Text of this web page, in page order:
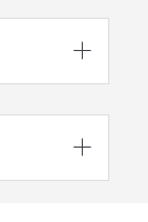

